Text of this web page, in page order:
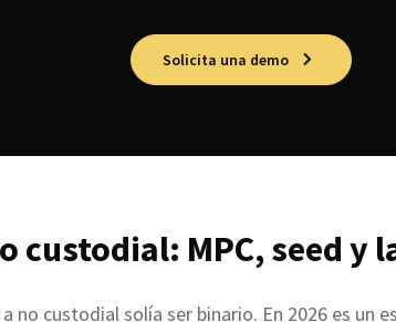
Solicita una demo
custodial: MPC, seed y
no custodial solía ser binario. En 2026 es un